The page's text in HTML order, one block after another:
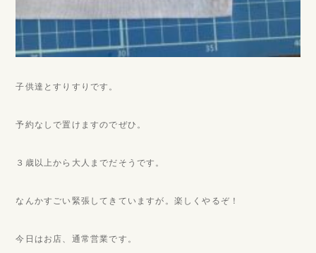
子供達とすりすりです。
予約なしで置けますのでぜひ。
３歳以上から大人までだそうです。
なんかすごい緊張してきていますが。楽しくやるぞ！
今日はお店、通常営業です。